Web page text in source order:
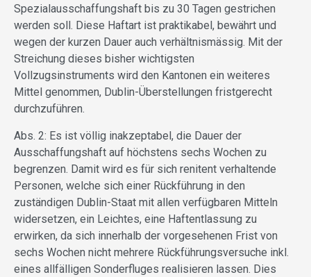
Spezialausschaffungshaft bis zu 30 Tagen gestrichen
werden soll. Diese Haftart ist praktikabel, bewährt und
wegen der kurzen Dauer auch verhältnismässig. Mit der
Streichung dieses bisher wichtigsten
Vollzugsinstruments wird den Kantonen ein weiteres
Mittel genommen, Dublin-Überstellungen fristgerecht
durchzuführen.
Abs. 2: Es ist völlig inakzeptabel, die Dauer der
Ausschaffungshaft auf höchstens sechs Wochen zu
begrenzen. Damit wird es für sich renitent verhaltende
Personen, welche sich einer Rückführung in den
zuständigen Dublin-Staat mit allen verfügbaren Mitteln
widersetzen, ein Leichtes, eine Haftentlassung zu
erwirken, da sich innerhalb der vorgesehenen Frist von
sechs Wochen nicht mehrere Rückführungsversuche inkl.
eines allfälligen Sonderfluges realisieren lassen. Dies